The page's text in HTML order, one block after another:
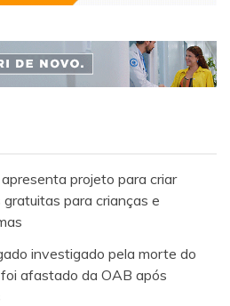
projeto para criar
para crianças e
investigado pela morte do
afastado da OAB após